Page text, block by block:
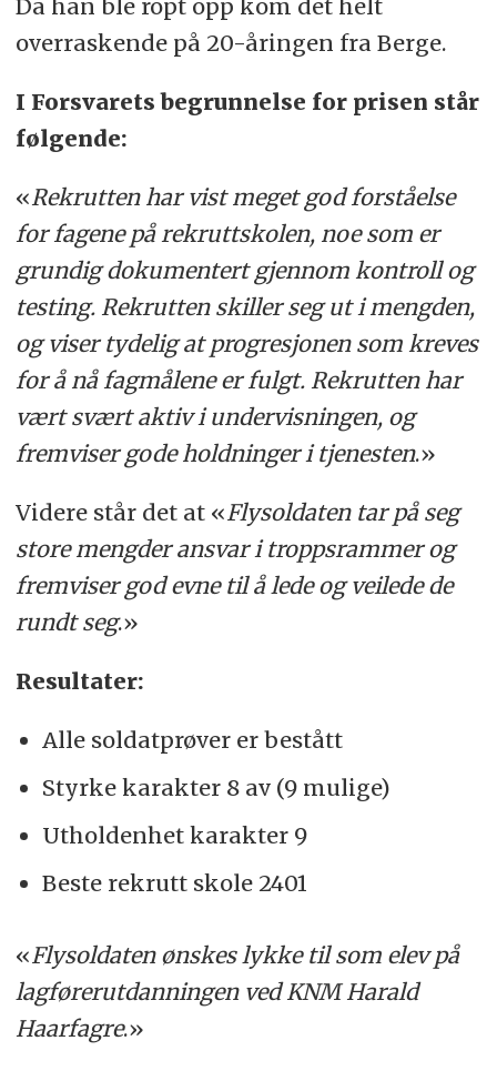
Da han ble ropt opp kom det helt
overraskende på 20-åringen fra Berge.
I Forsvarets begrunnelse for prisen står
følgende:
«Rekrutten har vist meget god forståelse
for fagene på rekruttskolen, noe som er
grundig dokumentert gjennom kontroll og
testing. Rekrutten skiller seg ut i mengden,
og viser tydelig at progresjonen som kreves
for å nå fagmålene er fulgt. Rekrutten har
vært svært aktiv i undervisningen, og
fremviser gode holdninger i tjenesten.»
Videre står det at «Flysoldaten tar på seg
store mengder ansvar i troppsrammer og
fremviser god evne til å lede og veilede de
rundt seg.»
Resultater:
Alle soldatprøver er bestått
Styrke karakter 8 av (9 mulige)
Utholdenhet karakter 9
Beste rekrutt skole 2401
«Flysoldaten ønskes lykke til som elev på
lagførerutdanningen ved KNM Harald
Haarfagre.»